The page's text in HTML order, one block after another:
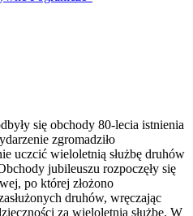
się obchody 80-lecia istnienia
zgromadziło
uczcić wieloletnią służbę druhów
jubileuszu rozpoczęły się
po której złożono
druhów, wręczając
za wieloletnią służbę. W